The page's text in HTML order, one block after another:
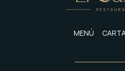
MENÚ CARTA